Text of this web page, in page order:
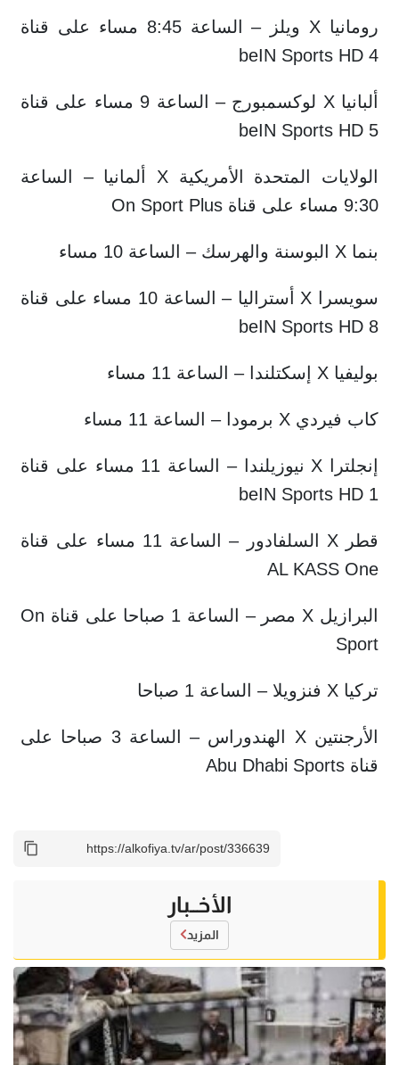
رومانيا X ويلز – الساعة 8:45 مساء على قناة
beIN Sports HD 4
ألبانيا X لوكسمبورج – الساعة 9 مساء على قناة
beIN Sports HD 5
الولايات المتحدة الأمريكية X ألمانيا – الساعة
9:30 مساء على قناة On Sport Plus
بنما X البوسنة والهرسك – الساعة 10 مساء
سويسرا X أستراليا – الساعة 10 مساء على قناة
beIN Sports HD 8
بوليفيا X إسكتلندا – الساعة 11 مساء
كاب فيردي X برمودا – الساعة 11 مساء
إنجلترا X نيوزيلندا – الساعة 11 مساء على قناة
beIN Sports HD 1
قطر X السلفادور – الساعة 11 مساء على قناة
AL KASS One
البرازيل X مصر – الساعة 1 صباحا على قناة On
Sport
تركيا X فنزويلا – الساعة 1 صباحا
الأرجنتين X الهندوراس – الساعة 3 صباحا على
قناة Abu Dhabi Sports
الأخــبار
المزيد